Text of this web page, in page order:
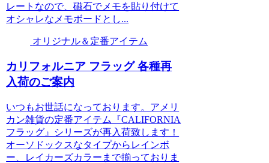
レートなので、磁石でメモを貼り付けて
オシャレなメモボードとし...
オリジナル＆定番アイテム
カリフォルニア フラッグ 各種再
入荷のご案内
いつもお世話になっております。アメリ
カン雑貨の定番アイテム『CALIFORNIA
フラッグ』シリーズが再入荷致します！
オーソドックスなタイプからレインボ
ー、レイカーズカラーまで揃っておりま